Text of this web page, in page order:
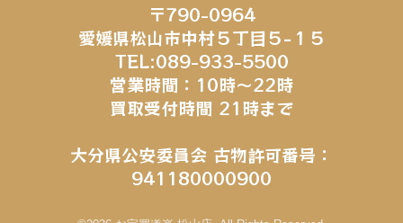
〒790-0964
愛媛県松山市中村５丁目５−１５
TEL:089-933-5500
営業時間：10時～22時
買取受付時間 21時まで
大分県公安委員会 古物許可番号：
941180000900